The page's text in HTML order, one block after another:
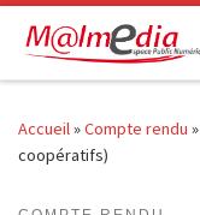
Passer au contenu
Accueil»Compte rendu »
coopératifs)